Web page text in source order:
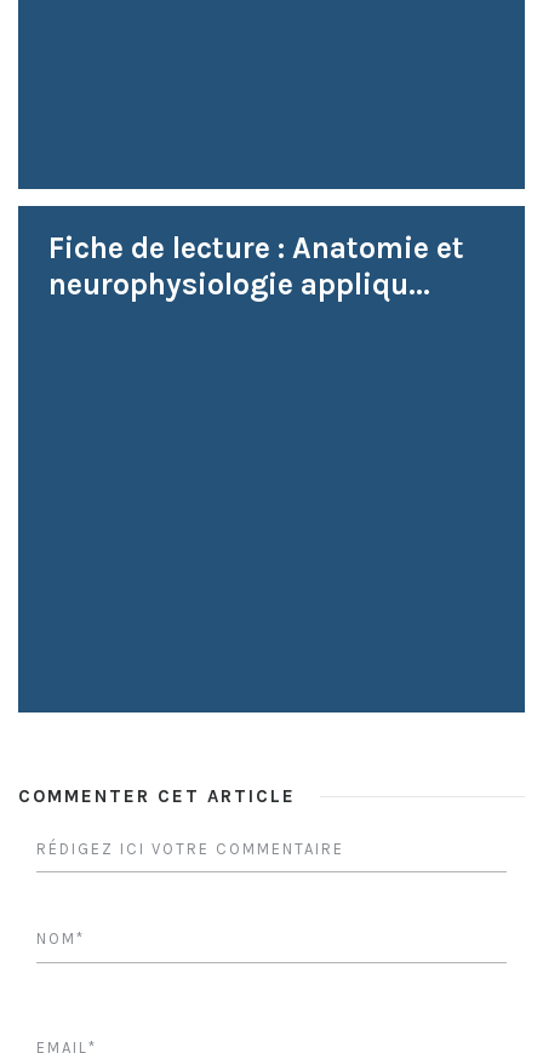
Fiche de lecture : Anatomie et
neurophysiologie appliqu...
COMMENTER CET ARTICLE